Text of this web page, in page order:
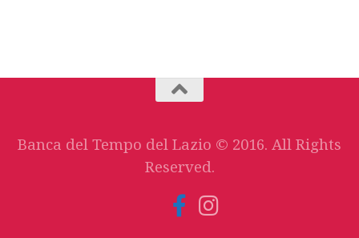
Banca del Tempo del Lazio © 2016. All Rights
Reserved.